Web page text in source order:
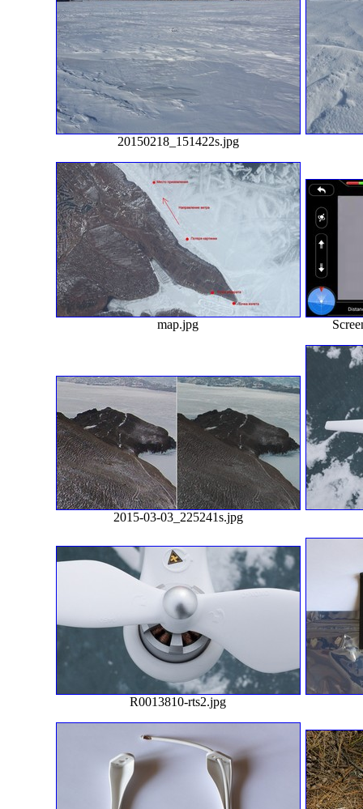
20150218_151422s.jpg
map.jpg
2015-03-03_225241s.jpg
R0013810-rts2.jpg